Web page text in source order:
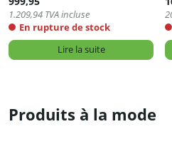
1.209,94 TVA incluse
En rupture de stock
Lire la suite
Produits à la mode